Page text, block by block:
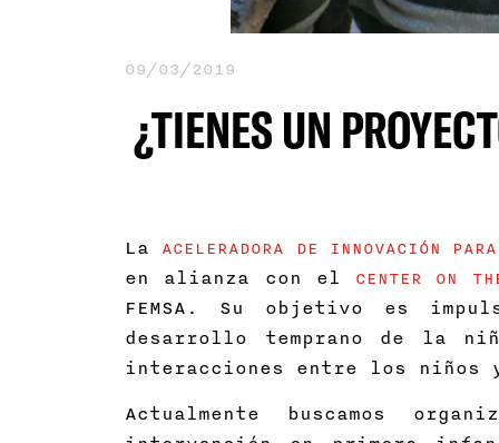
09/03/2019
¿TIENES UN
La ACELERADORA DE INNOVACIÓN
en alianza con el CENTER ON
FEMSA. Su objetivo es
desarrollo temprano de la
interacciones entre los niños
Actualmente buscamos